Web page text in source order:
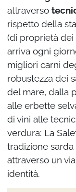
attraverso
rispetto della
(di proprietà dei
arriva ogni
migliori carni
robustezza dei
del mare, dalla
alle erbette
di vini alle
verdura: La
tradizione
attraverso un
identità.